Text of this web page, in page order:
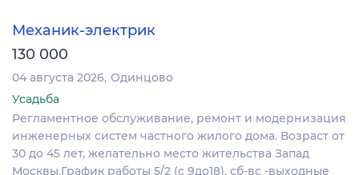
Механик-электрик
130 000
04 августа 2026 Одинцово
Усадьба
Регламентное обслуживание, ремонт и модернизация
инженерных систем частного жилого дома. Возраст от
30 до 45 лет, желательно место жительства Запад
Москвы.График работы 5/2 (с 9до18), сб-вс -выходные